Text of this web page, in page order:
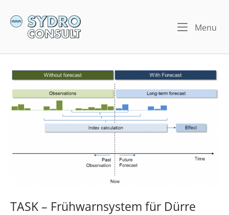
content
Home
Menu
TASK – Frühwarnsystem für Dürre